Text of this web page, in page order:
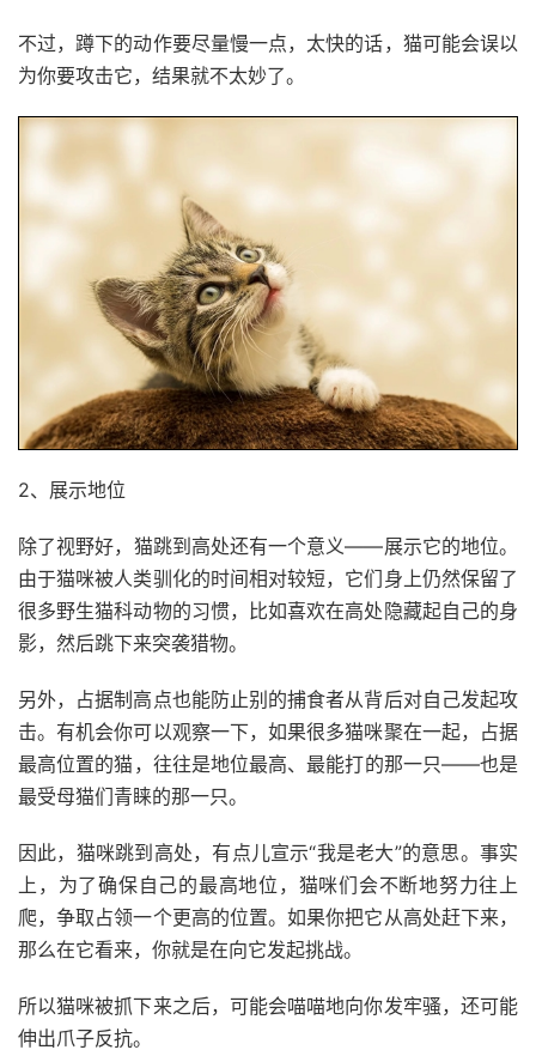
不过，蹲下的动作要尽量慢一点，太快的话，猫可能会误以
为你要攻击它，结果就不太妙了。
2、展示地位
除了视野好，猫跳到高处还有一个意义——展示它的地位。
由于猫咪被人类驯化的时间相对较短，它们身上仍然保留了
很多野生猫科动物的习惯，比如喜欢在高处隐藏起自己的身
影，然后跳下来突袭猎物。
另外，占据制高点也能防止别的捕食者从背后对自己发起攻
击。有机会你可以观察一下，如果很多猫咪聚在一起，占据
最高位置的猫，往往是地位最高、最能打的那一只——也是
最受母猫们青睐的那一只。
因此，猫咪跳到高处，有点儿宣示“我是老大”的意思。事实
上，为了确保自己的最高地位，猫咪们会不断地努力往上
爬，争取占领一个更高的位置。如果你把它从高处赶下来，
那么在它看来，你就是在向它发起挑战。
所以猫咪被抓下来之后，可能会喵喵地向你发牢骚，还可能
伸出爪子反抗。